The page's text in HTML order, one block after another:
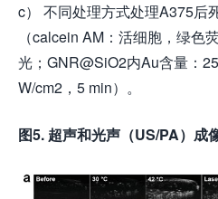
c） 不同处理方式处理A375后
（calcein AM：活细胞，绿色
光；GNR@SiO2内Au含量：
W/cm2，5 min）。
图5. 超声和光声（US/PA）成